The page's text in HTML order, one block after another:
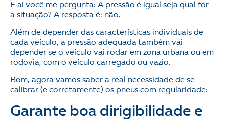
E aí você me pergunta: A pressão é igual seja qual for
a situação? A resposta é: não.
Além de depender das características individuais de
cada veículo, a pressão adequada também vai
depender se o veículo vai rodar em zona urbana ou em
rodovia, com o veículo carregado ou vazio.
Bom, agora vamos saber a real necessidade de se
calibrar (e corretamente) os pneus com regularidade:
Garante boa dirigibilidade e